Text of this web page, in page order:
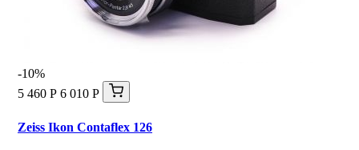
-10%
5 460 Р 6 010 Р
Zeiss Ikon Contaflex 126